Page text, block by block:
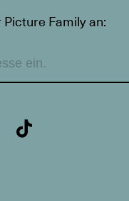
Family an: